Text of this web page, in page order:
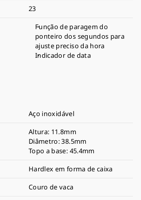
23
Função de paragem do
ponteiro dos segundos para
ajuste preciso da hora
Indicador de data
Aço inoxidável
Altura: 11.8mm
Diâmetro: 38.5mm
Topo a base: 45.4mm
Hardlex em forma de caixa
Couro de vaca